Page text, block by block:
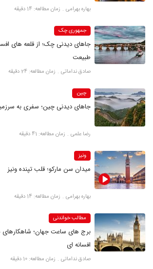
بهاره بهرامی زمان مطالعه: 14 دقیقه
جمهوری چک
جاهای دیدنی چک؛ از قلعه های
طبیعت
صادق نداماتی زمان مطالعه: 24 دقیقه
چین
جاهای دیدنی چین؛ سفری به
رضا علمی زمان مطالعه: 41 دقیقه
ونیز
میدان سن مارکو؛ قلب تپنده ونیز
بهاره بهرامی زمان مطالعه: 14 دقیقه
مطالب خواندنی
برج های ساعت جهان؛ شاهکارهای
افسانه ای
صادق نداماتی زمان مطالعه: 10 دقیقه